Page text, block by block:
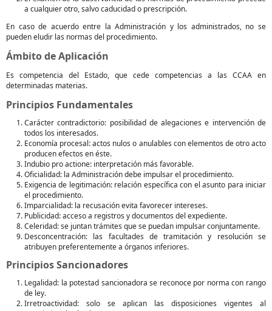
a cualquier otro, salvo caducidad o prescripción.
En caso de acuerdo entre la Administración y los administrados, no se
pueden eludir las normas del procedimiento.
Ámbito de Aplicación
Es competencia del Estado, que cede competencias a las CCAA en
determinadas materias.
Principios Fundamentales
Carácter contradictorio: posibilidad de alegaciones e intervención de
todos los interesados.
Economía procesal: actos nulos o anulables con elementos de otro acto
producen efectos en éste.
Indubio pro actione: interpretación más favorable.
Oficialidad: la Administración debe impulsar el procedimiento.
Exigencia de legitimación: relación específica con el asunto para iniciar
el procedimiento.
Imparcialidad: la recusación evita favorecer intereses.
Publicidad: acceso a registros y documentos del expediente.
Celeridad: se juntan trámites que se puedan impulsar conjuntamente.
Desconcentración: las facultades de tramitación y resolución se
atribuyen preferentemente a órganos inferiores.
Principios Sancionadores
Legalidad: la potestad sancionadora se reconoce por norma con rango
de ley.
Irretroactividad: solo se aplican las disposiciones vigentes al